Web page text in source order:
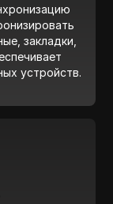
закладки,
устройств.